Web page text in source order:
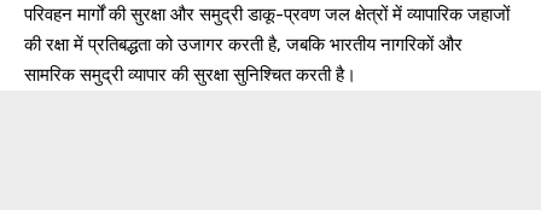
परिवहन मार्गों की सुरक्षा और समुद्री डाकू-प्रवण जल क्षेत्रों में व्यापारिक जहाजों
की रक्षा में प्रतिबद्धता को उजागर करती है, जबकि भारतीय नागरिकों और
सामरिक समुद्री व्यापार की सुरक्षा सुनिश्चित करती है।